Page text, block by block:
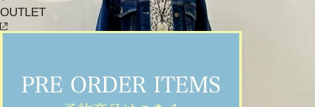
OUTLET